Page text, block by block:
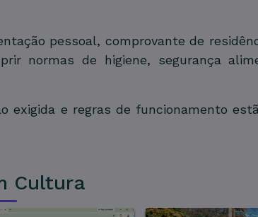
pessoal, comprovante de
normas de higiene, segurança
exigida e regras de funcionamento
Cultura